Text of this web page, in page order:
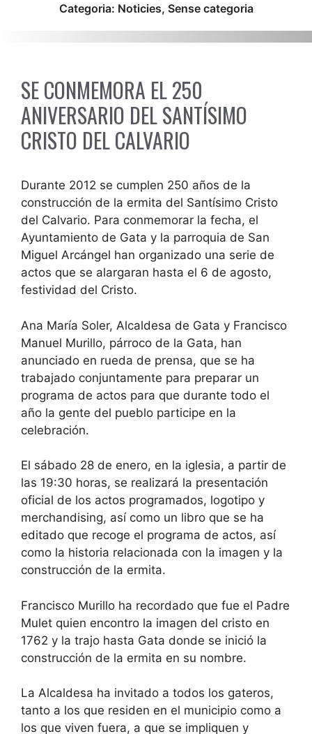
Categoria: Noticies, Sense categoria
SE CONMEMORA EL 250
ANIVERSARIO DEL SANTÍSIMO
CRISTO DEL CALVARIO
Durante 2012 se cumplen 250 años de la
construcción de la ermita del Santísimo Cristo
del Calvario. Para conmemorar la fecha, el
Ayuntamiento de Gata y la parroquia de San
Miguel Arcángel han organizado una serie de
actos que se alargaran hasta el 6 de agosto,
festividad del Cristo.
Ana María Soler, Alcaldesa de Gata y Francisco
Manuel Murillo, párroco de la Gata, han
anunciado en rueda de prensa, que se ha
trabajado conjuntamente para preparar un
programa de actos para que durante todo el
año la gente del pueblo participe en la
celebración.
El sábado 28 de enero, en la iglesia, a partir de
las 19:30 horas, se realizará la presentación
oficial de los actos programados, logotipo y
merchandising, así como un libro que se ha
editado que recoge el programa de actos, así
como la historia relacionada con la imagen y la
construcción de la ermita.
Francisco Murillo ha recordado que fue el Padre
Mulet quien encontro la imagen del cristo en
1762 y la trajo hasta Gata donde se inició la
construcción de la ermita en su nombre.
La Alcaldesa ha invitado a todos los gateros,
tanto a los que residen en el municipio como a
los que viven fuera, a que se impliquen y